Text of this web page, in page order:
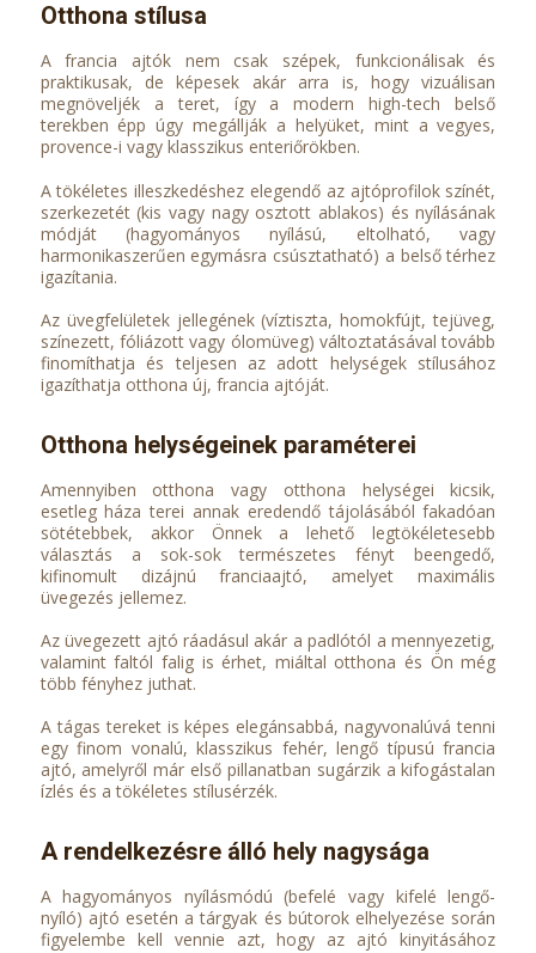
Otthona stílusa
A francia ajtók nem csak szépek, funkcionálisak és
praktikusak, de képesek akár arra is, hogy vizuálisan
megnöveljék a teret, így a modern high-tech belső
terekben épp úgy megállják a helyüket, mint a vegyes,
provence-i vagy klasszikus enteriőrökben.
A tökéletes illeszkedéshez elegendő az ajtóprofilok színét,
szerkezetét (kis vagy nagy osztott ablakos) és nyílásának
módját (hagyományos nyílású, eltolható, vagy
harmonikaszerűen egymásra csúsztatható) a belső térhez
igazítania.
Az üvegfelületek jellegének (víztiszta, homokfújt, tejüveg,
színezett, fóliázott vagy ólomüveg) változtatásával tovább
finomíthatja és teljesen az adott helységek stílusához
igazíthatja otthona új, francia ajtóját.
Otthona helységeinek paraméterei
Amennyiben otthona vagy otthona helységei kicsik,
esetleg háza terei annak eredendő tájolásából fakadóan
sötétebbek, akkor Önnek a lehető legtökéletesebb
választás a sok-sok természetes fényt beengedő,
kifinomult dizájnú franciaajtó, amelyet maximális
üvegezés jellemez.
Az üvegezett ajtó ráadásul akár a padlótól a mennyezetig,
valamint faltól falig is érhet, miáltal otthona és Ön még
több fényhez juthat.
A tágas tereket is képes elegánsabbá, nagyvonalúvá tenni
egy finom vonalú, klasszikus fehér, lengő típusú francia
ajtó, amelyről már első pillanatban sugárzik a kifogástalan
ízlés és a tökéletes stílusérzék.
A rendelkezésre álló hely nagysága
A hagyományos nyílásmódú (befelé vagy kifelé lengő-
nyíló) ajtó esetén a tárgyak és bútorok elhelyezése során
figyelembe kell vennie azt, hogy az ajtó kinyitásához